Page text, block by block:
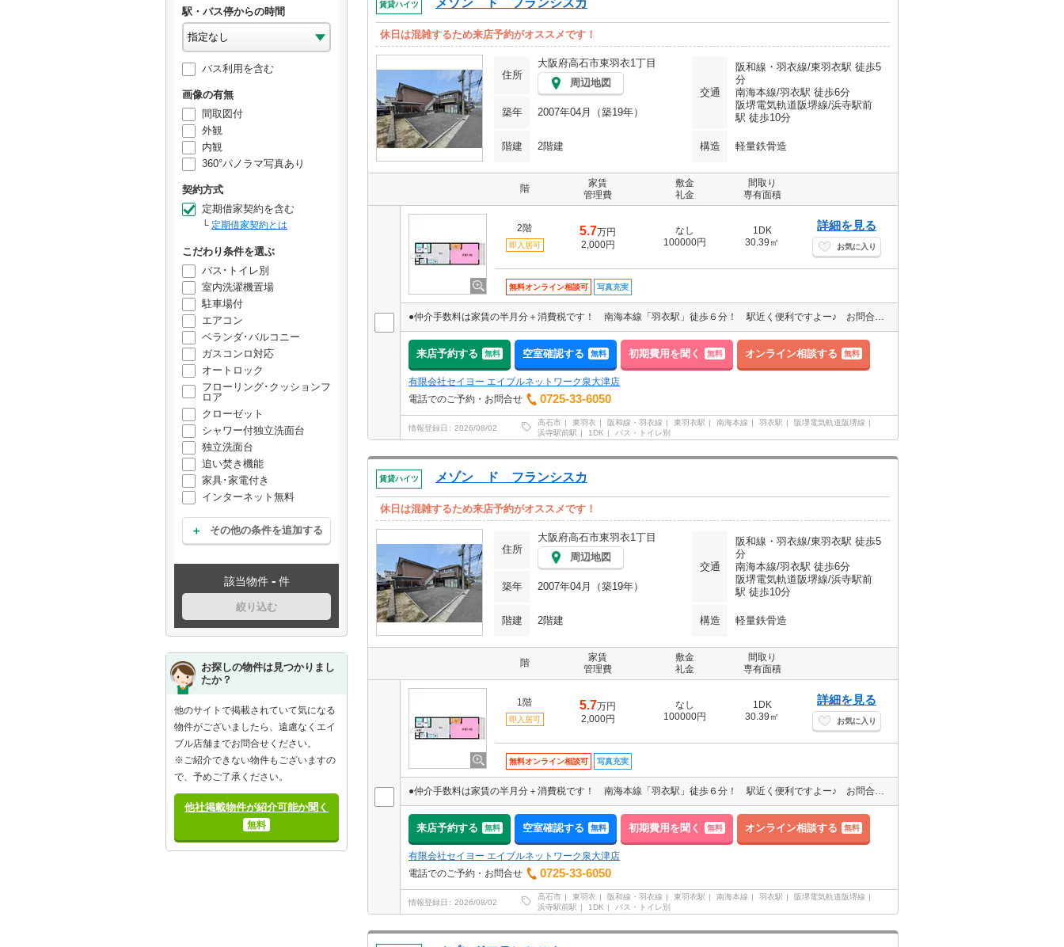
駅・バス停からの時間
バス利用を含む
画像の有無
間取図付
外観
内観
360°パノラマ写真あり
契約方式
定期借家契約を含む
定期借家契約とは
こだわり条件を選ぶ
バス･トイレ別
室内洗濯機置場
駐車場付
エアコン
ベランダ･バルコニー
ガスコンロ対応
オートロック
フローリング･クッションフ
ロア
クローゼット
シャワー付独立洗面台
独立洗面台
追い焚き機能
家具･家電付き
インターネット無料
その他の条件を追加する
該当物件 - 件
絞り込む
お探しの物件は見つかりまし
たか？
他のサイトで掲載されていて気になる
物件がございましたら、遠慮なくエイ
ブル店舗までお問合せください。
※ご紹介できない物件もございますの
で、予めご了承ください。
他社掲載物件が紹介可能か聞く
無料
賃貸ハイツ メゾン ド フランシスカ
休日は混雑するため来店予約がオススメです！
住所
大阪府高石市東羽衣1丁目
周辺地図
交通
阪和線・羽衣線/東羽衣駅 徒歩5
分
南海本線/羽衣駅 徒歩6分
阪堺電気軌道阪堺線/浜寺駅前
駅 徒歩10分
築年 2007年04月（築19年）
階建 2階建 構造 軽量鉄骨造
階
家賃
管理費
敷金
礼金
間取り
専有面積
2階
即入居可
5.7万円
2,000円
なし
100000円
1DK
30.39㎡
詳細を見る
お気に入り
無料オンライン相談可 写真充実
●仲介手数料は家賃の半月分＋消費税です！ 南海本線「羽衣駅」徒歩６分！ 駅近く便利ですよー♪ お問合せお待ちしております☆彡
来店予約する 無料 空室確認する 無料 初期費用を聞く 無料 オンライン相談する 無料
有限会社セイヨー エイブルネットワーク泉大津店
電話でのご予約・お問合せ
0725-33-6050
情報登録日 2026/08/02
高石市 東羽衣 阪和線・羽衣線 東羽衣駅 南海本線 羽衣駅
阪堺電気軌道阪堺線
浜寺駅前駅
1DK バス・トイレ別
賃貸ハイツ メゾン ド フランシスカ
休日は混雑するため来店予約がオススメです！
住所
大阪府高石市東羽衣1丁目
周辺地図
交通
阪和線・羽衣線/東羽衣駅 徒歩5
分
南海本線/羽衣駅 徒歩6分
阪堺電気軌道阪堺線/浜寺駅前
駅 徒歩10分
築年 2007年04月（築19年）
階建 2階建 構造 軽量鉄骨造
階
家賃
管理費
敷金
礼金
間取り
専有面積
1階
即入居可
5.7万円
2,000円
なし
100000円
1DK
30.39㎡
詳細を見る
お気に入り
無料オンライン相談可 写真充実
●仲介手数料は家賃の半月分＋消費税です！ 南海本線「羽衣駅」徒歩６分！ 駅近く便利ですよー♪ お問合せお待ちしております☆彡
来店予約する 無料 空室確認する 無料 初期費用を聞く 無料 オンライン相談する 無料
有限会社セイヨー エイブルネットワーク泉大津店
電話でのご予約・お問合せ
0725-33-6050
情報登録日 2026/08/02
高石市 東羽衣 阪和線・羽衣線 東羽衣駅 南海本線 羽衣駅
阪堺電気軌道阪堺線
浜寺駅前駅
1DK バス・トイレ別